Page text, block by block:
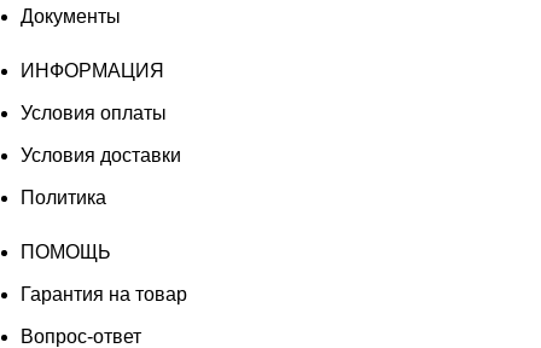
Документы
ИНФОРМАЦИЯ
Условия оплаты
Условия доставки
Политика
ПОМОЩЬ
Гарантия на товар
Вопрос-ответ